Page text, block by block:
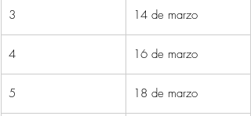
3 14 de marzo
4 16 de marzo
5 18 de marzo